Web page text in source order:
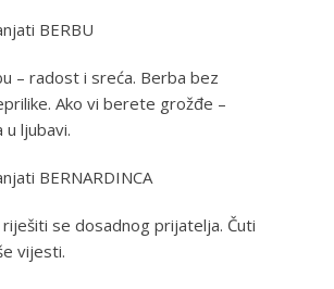
BERBU
– radost i sreća. Berba bez
Ako vi berete grožđe –
u ljubavi.
BERNARDINCA
se dosadnog prijatelja. Čuti
vijesti.